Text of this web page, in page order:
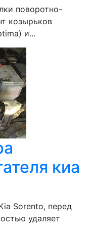
поворотно-
козырьков
и...
киа
Sorento, перед
удаляет